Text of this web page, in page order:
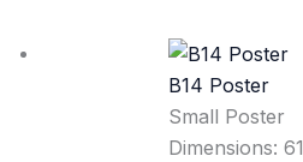
B14 Poster
Small Poster
Dimensions: